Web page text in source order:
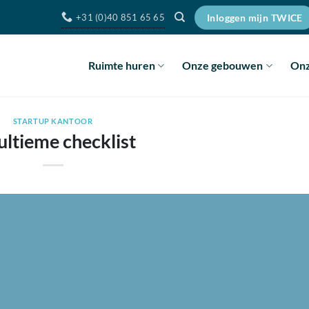
+31 (0)40 851 65 65 Inloggen mijn TWICE
Ruimte huren Onze gebouwen
STARTUP KANTOOR
checklist